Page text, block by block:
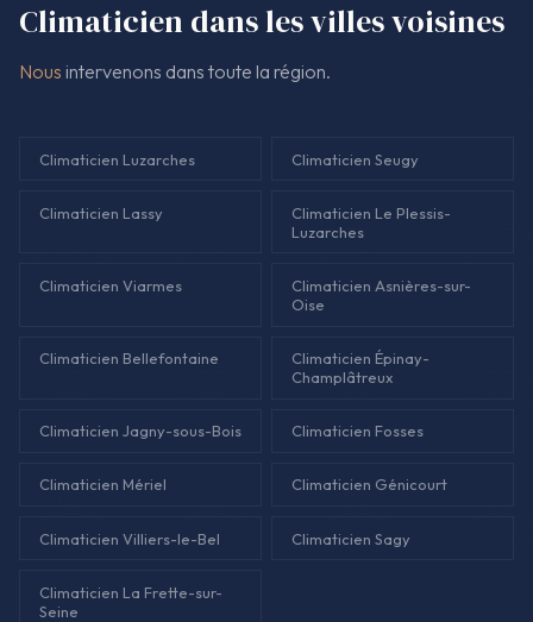
gagner en confort.
Climaticien dans les villes voisines
Nous intervenons dans toute la région.
Climaticien Luzarches Climaticien Seugy
Climaticien Lassy
Climaticien Le Plessis-
Luzarches
Climaticien Viarmes
Climaticien Asnières-sur-
Oise
Climaticien Bellefontaine
Climaticien Épinay-
Champlâtreux
Climaticien Jagny-sous-Bois Climaticien Fosses
Climaticien Mériel Climaticien Génicourt
Climaticien Villiers-le-Bel Climaticien Sagy
Climaticien La Frette-sur-
Seine